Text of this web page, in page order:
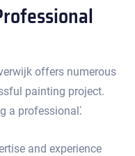
offers numerous
painting project.​
a professional⁚
and experience